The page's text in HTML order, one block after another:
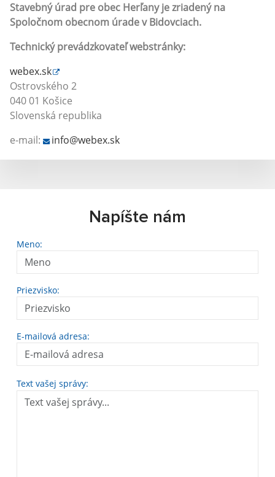
Stavebný úrad pre obec Herľany je zriadený na
Spoločnom obecnom úrade v Bidovciach.
Technický prevádzkovateľ webstránky:
webex.sk
Ostrovského 2
040 01 Košice
Slovenská republika
e-mail:
info@webex.sk
Napíšte nám
Meno:
Priezvisko:
E-mailová adresa:
Text vašej správy: